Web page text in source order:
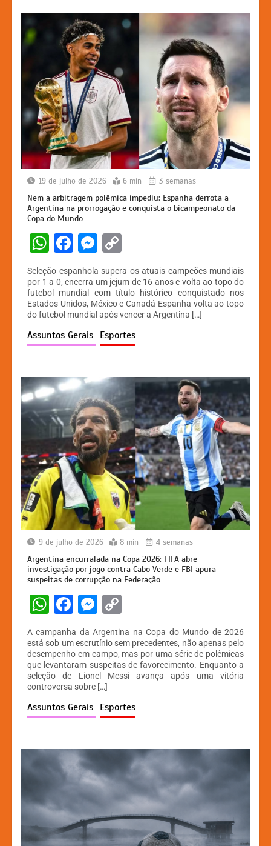
19 de julho de 2026 6 min 3 semanas
Nem a arbitragem polêmica impediu: Espanha derrota a
Argentina na prorrogação e conquista o bicampeonato da
Copa do Mundo
W
h
at
s
A
p
F
a
c
e
b
o
k
M
s
s
e
n
er
p
y
Li
n
Seleção espanhola supera os atuais campeões mundiais
por 1 a 0, encerra um jejum de 16 anos e volta ao topo do
futebol mundial com título histórico conquistado nos
Estados Unidos, México e Canadá Espanha volta ao topo
do futebol mundial após vencer a Argentina […]
Assuntos Gerais Esportes
9 de julho de 2026 8 min 4 semanas
Argentina encurralada na Copa 2026: FIFA abre
investigação por jogo contra Cabo Verde e FBI apura
suspeitas de corrupção na Federação
W
at
s
A
p
p
F
a
c
e
b
o
o
k
M
s
s
e
n
g
er
p
y
Li
n
k
A campanha da Argentina na Copa do Mundo de 2026
está sob um escrutínio sem precedentes, não apenas pelo
desempenho em campo, mas por uma série de polêmicas
que levantaram suspeitas de favorecimento. Enquanto a
seleção de Lionel Messi avança após uma vitória
controversa sobre […]
Assuntos Gerais Esportes